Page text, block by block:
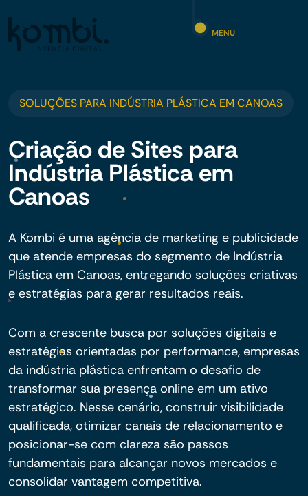
MENU
SOLUÇÕES PARA INDÚSTRIA PLÁSTICA EM CANOAS
Criação de Sites para
Indústria Plástica em
Canoas
A Kombi é uma agência de marketing e publicidade
que atende empresas do segmento de Indústria
Plástica em Canoas, entregando soluções criativas
e estratégias para gerar resultados reais.
Com a crescente busca por soluções digitais e
estratégias orientadas por performance, empresas
da indústria plástica enfrentam o desafio de
transformar sua presença online em um ativo
estratégico. Nesse cenário, construir visibilidade
qualificada, otimizar canais de relacionamento e
posicionar-se com clareza são passos
fundamentais para alcançar novos mercados e
consolidar vantagem competitiva.